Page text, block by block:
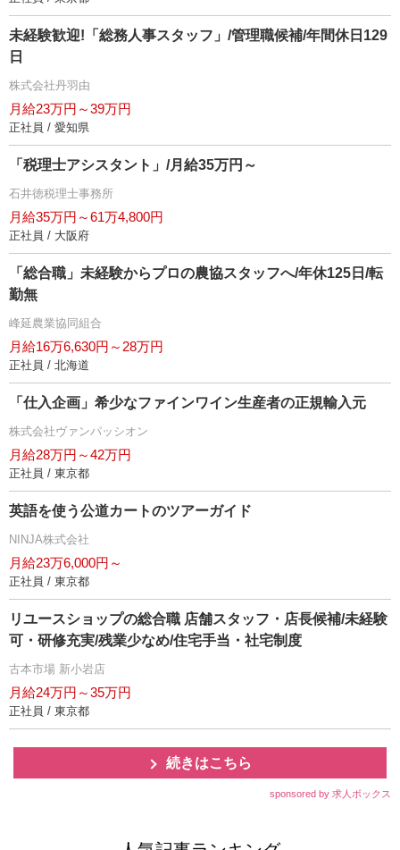
未経験歓迎!「総務人事スタッフ」/管理職候補/年間休日129
日
株式会社丹羽由
月給23万円～39万円
正社員 / 愛知県
「税理士アシスタント」/月給35万円～
石井徳税理士事務所
月給35万円～61万4,800円
正社員 / 大阪府
「総合職」未経験からプロの農協スタッフへ/年休125日/転
勤無
峰延農業協同組合
月給16万6,630円～28万円
正社員 / 北海道
「仕入企画」希少なファインワイン生産者の正規輸入元
株式会社ヴァンパッシオン
月給28万円～42万円
正社員 / 東京都
英語を使う公道カートのツアーガイド
NINJA株式会社
月給23万6,000円～
正社員 / 東京都
リユースショップの総合職 店舗スタッフ・店長候補/未経験
可・研修充実/残業少なめ/住宅手当・社宅制度
古本市場 新小岩店
月給24万円～35万円
正社員 / 東京都
続きはこちら
sponsored by 求人ボックス